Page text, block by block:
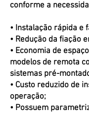
conforme a
• Instalação rápida e
• Redução da fiação
• Economia de
modelos de remota
sistemas pré-
• Custo reduzido de
operação;
• Possuem